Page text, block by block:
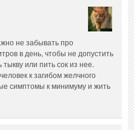
не забывать про
в день, чтобы не допустить
или пить сок из нее.
к загибом желчного
симптомы к минимуму и жить